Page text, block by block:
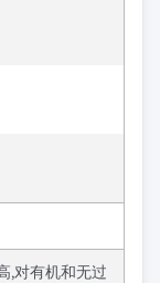
,对有机和无过